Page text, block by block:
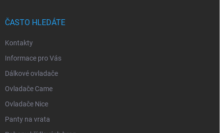
ČASTO HLEDÁTE
Kontakty
Informace pro Vás
Dálkové ovladače
Ovladače Came
Ovladače Nice
Panty na vrata